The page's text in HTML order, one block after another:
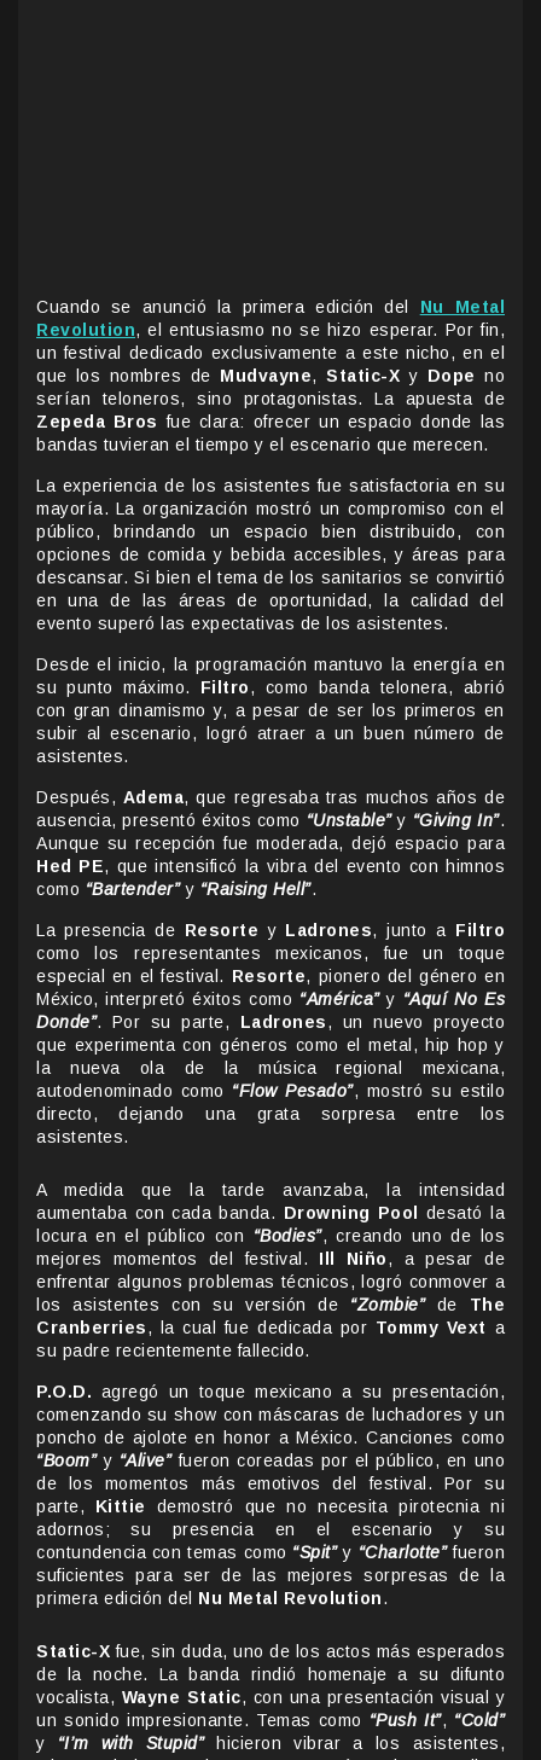
Cuando se anunció la primera edición del Nu Metal
Revolution, el entusiasmo no se hizo esperar. Por fin,
un festival dedicado exclusivamente a este nicho, en el
que los nombres de Mudvayne,Static-X y Dope no
serían teloneros, sino protagonistas. La apuesta de
Zepeda Bros fue clara: ofrecer un espacio donde las
bandas tuvieran el tiempo y el escenario que merecen.
La experiencia de los asistentes fue satisfactoria en su
mayoría. La organización mostró un compromiso con el
público, brindando un espacio bien distribuido, con
opciones de comida y bebida accesibles, y áreas para
descansar. Si bien el tema de los sanitarios se convirtió
en una de las áreas de oportunidad, la calidad del
evento superó las expectativas de los asistentes.
Desde el inicio, la programación mantuvo la energía en
su punto máximo. Filtro, como banda telonera, abrió
con gran dinamismo y, a pesar de ser los primeros en
subir al escenario, logró atraer a un buen número de
asistentes.
Después, Adema, que regresaba tras muchos años de
ausencia, presentó éxitos como “Unstable”y “Giving In”.
Aunque su recepción fue moderada, dejó espacio para
Hed PE, que intensificó la vibra del evento con himnos
como “Bartender”y “Raising Hell”.
La presencia de Resorte y Ladrones, junto a Filtro
como los representantes mexicanos, fue un toque
especial en el festival. Resorte, pionero del género en
México, interpretó éxitos como “América”y “Aquí No Es
Donde”. Por su parte, Ladrones, un nuevo proyecto
que experimenta con géneros como el metal, hip hop y
la nueva ola de la música regional mexicana,
autodenominado como “Flow Pesado”, mostró su estilo
directo, dejando una grata sorpresa entre los
asistentes.
A medida que la tarde avanzaba, la intensidad
aumentaba con cada banda. Drowning Pool
desató la
locura en el público con “Bodies”, creando uno de los
mejores momentos del festival. Ill Niño, a pesar de
enfrentar algunos problemas técnicos, logró conmover a
los asistentes con su versión de “Zombie”de The
Cranberries, la cual fue dedicada por Tommy Vext a
su padre recientemente fallecido.
P.O.D. agregó un toque mexicano a su presentación,
comenzando su show con máscaras de luchadores y un
poncho de ajolote en honor a México. Canciones como
“Boom”y “Alive”fueron coreadas por el público, en uno
de los momentos más emotivos del festival. Por su
parte, Kittie
demostró que no necesita pirotecnia ni
adornos; su presencia en el escenario y su
contundencia con temas como “Spit”y “Charlotte”fueron
suficientes para ser de las mejores sorpresas de la
primera edición del Nu Metal Revolution.
Static-X fue, sin duda, uno de los actos más esperados
de la noche. La banda rindió homenaje a su difunto
vocalista, Wayne Static, con una presentación visual y
un sonido impresionante. Temas como “Push It”, “Cold”
y “I’m with Stupid”hicieron vibrar a los asistentes,